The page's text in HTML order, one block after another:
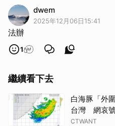
dwem
2025年12月06日15:41
法辦
1
繼續看下去
白海豚「外
台灣 網哀
CTWANT